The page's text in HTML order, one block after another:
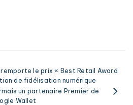
le prix « Best Retail Award
de fidélisation numérique
un partenaire Premier de
Wallet